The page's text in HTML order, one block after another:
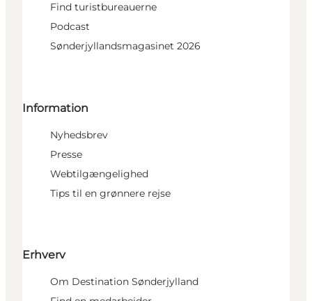
Find turistbureauerne
Podcast
Sønderjyllandsmagasinet 2026
Information
Nyhedsbrev
Presse
Webtilgængelighed
Tips til en grønnere rejse
Erhverv
Om Destination Sønderjylland